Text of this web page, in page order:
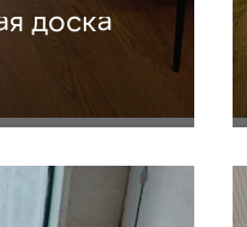
доска